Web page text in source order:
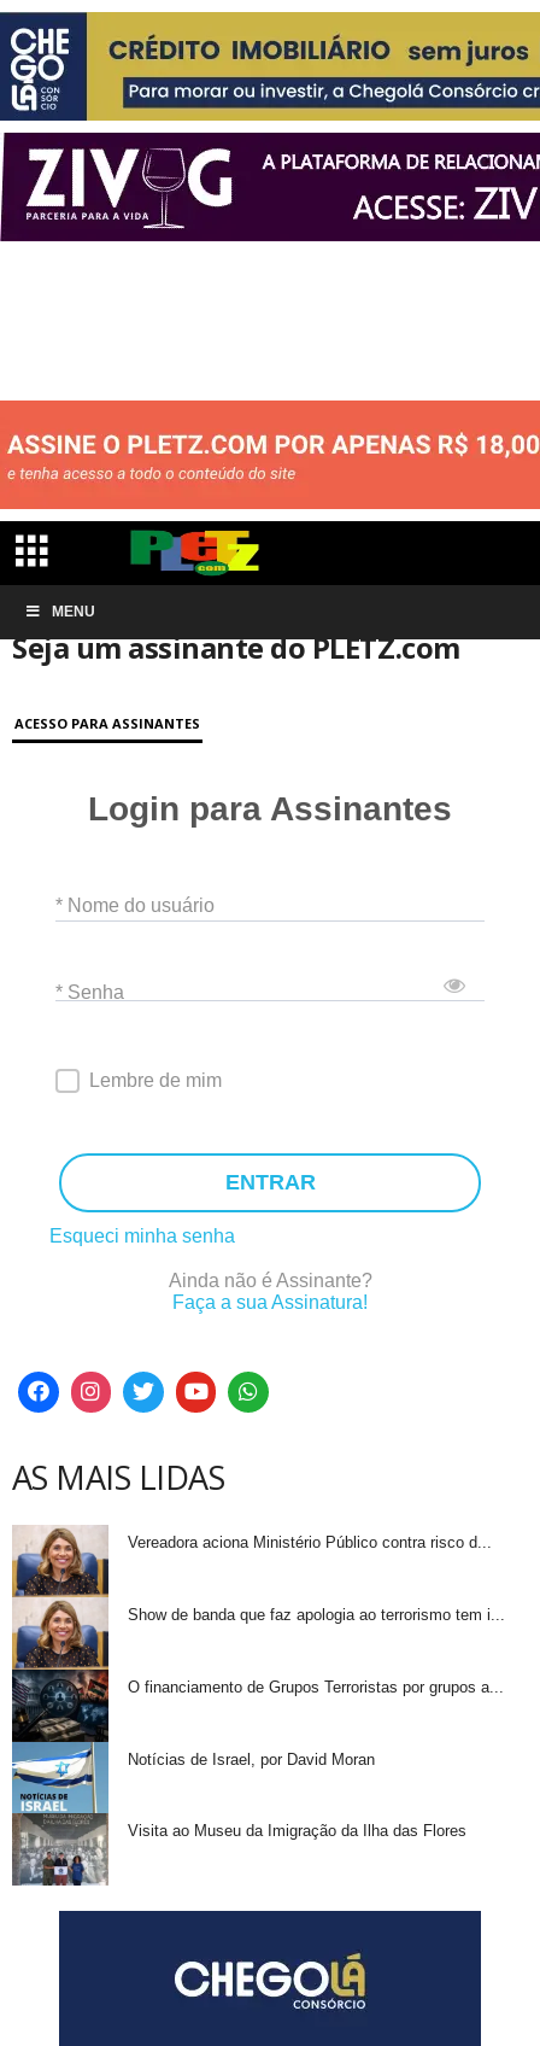
MENU
Início Conta de associação
Seja um assinante do PLETZ.com
ACESSO PARA ASSINANTES
Login para Assinantes
* Nome do usuário
* Senha
Lembre de mim
ENTRAR
Esqueci minha senha
Ainda não é Assinante?
Faça a sua Assinatura!
AS MAIS LIDAS
Vereadora aciona Ministério Público contra risco d...
Show de banda que faz apologia ao terrorismo tem i...
O financiamento de Grupos Terroristas por grupos a...
Notícias de Israel, por David Moran
Visita ao Museu da Imigração da Ilha das Flores